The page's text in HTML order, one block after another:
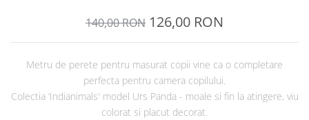
140,00 RON 126,00 RON
Metru de perete pentru masurat copii vine ca o completare
perfecta pentru camera copilului.
Colectia ‘Indianimals' model Urs Panda - moale si fin la atingere, viu
colorat si placut decorat.